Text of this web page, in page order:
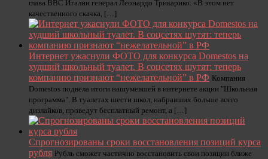
глава ВВС Италии генерал Леонардо Трикарико. «В этом нет
качественного скачка, […]
Интернет ужаснули ФОТО для конкурса Domestos на
худший школьный туалет. В соцсетях шутят: теперь
компанию признают “нежелательной” в РФ Компания
Domestos подвела итоги нашумевшей в интернете акции "Школьная
программа". В туалетах шести школ, набравших больше всего
дизлайков, проведут бесплатный ремонт, а […]
Спрогнозированы сроки восстановления позиций курса
рубля Рубль сможет частично восстановить свои позиции ближе